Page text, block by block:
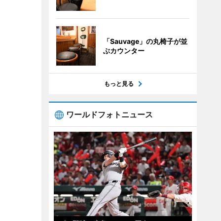
「Sauvage」の丸椅子が並
ぶカウンター
もっと見る
ワールドフォトニュース